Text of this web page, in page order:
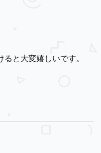
と大変嬉しいです。